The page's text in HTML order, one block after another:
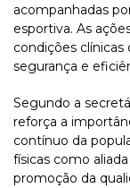
acompanhadas
esportiva. As
condições
segurança e
Segundo a
reforça a
contínuo da
físicas como
promoção da